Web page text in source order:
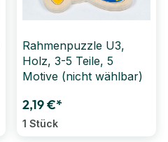
Rahmenpuzzle U3,
Holz, 3-5 Teile, 5
Motive (nicht wählbar)
2,19 €*
1 Stück